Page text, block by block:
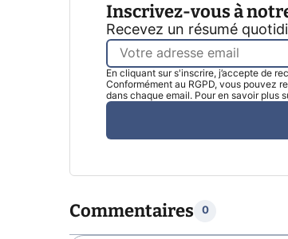
Inscrivez-vous à
Recevez un résumé
En cliquant sur s'inscrire, j’accepte de
Conformément au RGPD, vous pouvez
dans chaque email. Pour en savoir plus
Commentaires 0